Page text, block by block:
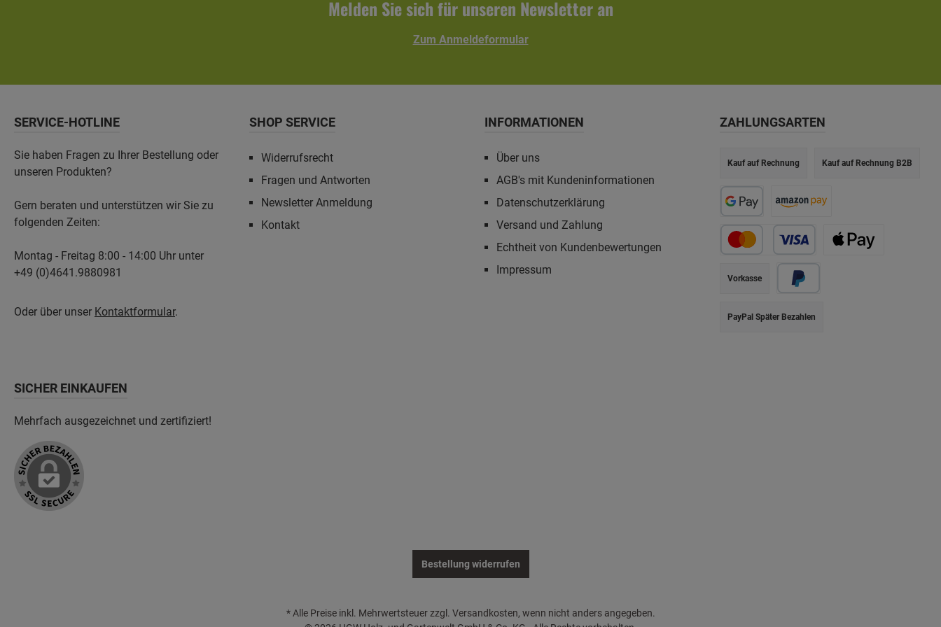
Melden Sie sich für unseren Newsletter an
Zum Anmeldeformular
SERVICE-HOTLINE
Sie haben Fragen zu Ihrer Bestellung oder
unseren Produkten?
Gern beraten und unterstützen wir Sie zu
folgenden Zeiten:
Montag - Freitag 8:00 - 14:00 Uhr unter
+49 (0)4641.9880981
Oder über unser Kontaktformular.
SHOP SERVICE
Widerrufsrecht
Fragen und Antworten
Newsletter Anmeldung
Kontakt
INFORMATIONEN
Über uns
AGB's mit Kundeninformationen
Datenschutzerklärung
Versand und Zahlung
Echtheit von Kundenbewertungen
Impressum
ZAHLUNGSARTEN
Vorkasse
PayPal Später Bezahlen
Kauf auf Rechnung Kauf auf Rechnung B2B
SICHER EINKAUFEN
Mehrfach ausgezeichnet und zertifiziert!
Bestellung widerrufen
* Alle Preise inkl. Mehrwertsteuer zzgl. Versandkosten, wenn nicht anders angegeben.